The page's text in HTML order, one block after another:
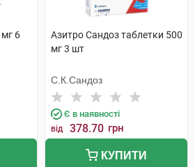
6
Азитро Сандоз таблетки 500
мг 3 шт
С.К.Сандоз
Є в наявності
від 378.70 грн
КУПИТИ